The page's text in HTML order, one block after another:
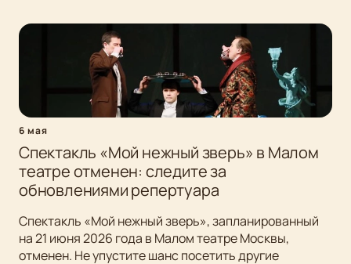
6 мая
Спектакль «Мой нежный зверь» в Малом
театре отменен: следите за
обновлениями репертуара
Спектакль «Мой нежный зверь», запланированный
на 21 июня 2026 года в Малом театре Москвы,
отменен. Не упустите шанс посетить другие